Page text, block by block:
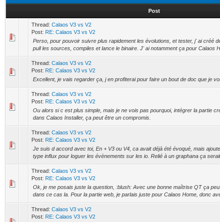
Post
Thread: Calaos V3 vs V2
Post: RE: Calaos V3 vs V2
Perso, pour pouvoir suivre plus rapidement les évolutions, et tester, j' ai créé
pull les sources, compiles et lance le binaire. J' ai notamment ça pour Calaos
Thread: Calaos V3 vs V2
Post: RE: Calaos V3 vs V2
Excellent, je vais regarder ça, j en profiterai pour faire un bout de doc que je
Thread: Calaos V3 vs V2
Post: RE: Calaos V3 vs V2
Ou alors si c est plus simple, mais je ne vois pas pourquoi, intégrer la partie
dans Calaos Installer, ça peut être un compromis.
Thread: Calaos V3 vs V2
Post: RE: Calaos V3 vs V2
Je suis d accord avec toi, En + V3 ou V4, ca avait déjà été évoqué, mais
type influx pour loguer les évènements sur les io. Relié à un graphana ça
Thread: Calaos V3 vs V2
Post: RE: Calaos V3 vs V2
Ok, je me posais juste la question, :blush: Avec une bonne maîtrise QT ça
dans ce cas la. Pour la partie web, je parlais juste pour Calaos Home, donc
Thread: Calaos V3 vs V2
Post: RE: Calaos V3 vs V2